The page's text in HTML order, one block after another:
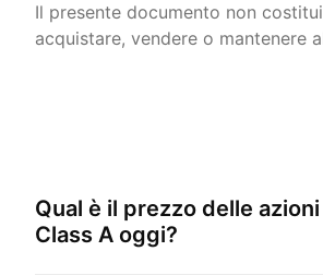
Il presente documento non
acquistare, vendere o mantenere
Qual è il prezzo delle
Class A oggi?